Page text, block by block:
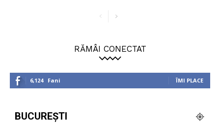
RĂMÂI CONECTAT
6,124 Fani ÎMI PLACE
BUCUREȘTI